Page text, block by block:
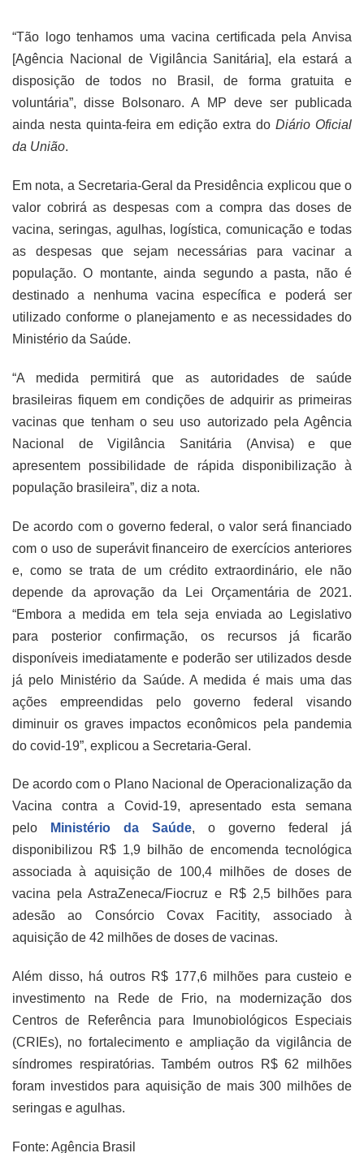
“Tão logo tenhamos uma vacina certificada pela Anvisa
[Agência Nacional de Vigilância Sanitária], ela estará a
disposição de todos no Brasil, de forma gratuita e
voluntária”, disse Bolsonaro. A MP deve ser publicada
ainda nesta quinta-feira em edição extra do Diário Oficial
da União.
Em nota, a Secretaria-Geral da Presidência explicou que o
valor cobrirá as despesas com a compra das doses de
vacina, seringas, agulhas, logística, comunicação e todas
as despesas que sejam necessárias para vacinar a
população. O montante, ainda segundo a pasta, não é
destinado a nenhuma vacina específica e poderá ser
utilizado conforme o planejamento e as necessidades do
Ministério da Saúde.
“A medida permitirá que as autoridades de saúde
brasileiras fiquem em condições de adquirir as primeiras
vacinas que tenham o seu uso autorizado pela Agência
Nacional de Vigilância Sanitária (Anvisa) e que
apresentem possibilidade de rápida disponibilização à
população brasileira”, diz a nota.
De acordo com o governo federal, o valor será financiado
com o uso de superávit financeiro de exercícios anteriores
e, como se trata de um crédito extraordinário, ele não
depende da aprovação da Lei Orçamentária de 2021.
“Embora a medida em tela seja enviada ao Legislativo
para posterior confirmação, os recursos já ficarão
disponíveis imediatamente e poderão ser utilizados desde
já pelo Ministério da Saúde. A medida é mais uma das
ações empreendidas pelo governo federal visando
diminuir os graves impactos econômicos pela pandemia
do covid-19”, explicou a Secretaria-Geral.
De acordo com o Plano Nacional de Operacionalização da
Vacina contra a Covid-19, apresentado esta semana
pelo
Ministério da Saúde, o governo federal já
disponibilizou R$ 1,9 bilhão de encomenda tecnológica
associada à aquisição de 100,4 milhões de doses de
vacina pela AstraZeneca/Fiocruz e R$ 2,5 bilhões para
adesão ao Consórcio Covax Facitity, associado à
aquisição de 42 milhões de doses de vacinas.
Além disso, há outros R$ 177,6 milhões para custeio e
investimento na Rede de Frio, na modernização dos
Centros de Referência para Imunobiológicos Especiais
(CRIEs), no fortalecimento e ampliação da vigilância de
síndromes respiratórias. Também outros R$ 62 milhões
foram investidos para aquisição de mais 300 milhões de
seringas e agulhas.
Fonte: Agência Brasil